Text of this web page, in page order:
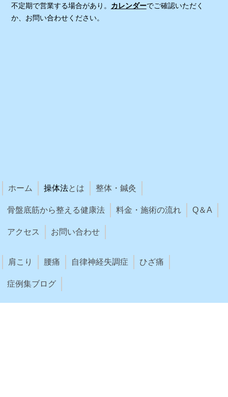
不定期で営業する場合があり。 カレンダーでご確認いただく
か、お問い合わせください。
ホーム 操体法とは 整体・鍼灸
骨盤底筋から整える健康法 料金・施術の流れ Q＆A
アクセス お問い合わせ
肩こり 腰痛 自律神経失調症 ひざ痛
症例集ブログ